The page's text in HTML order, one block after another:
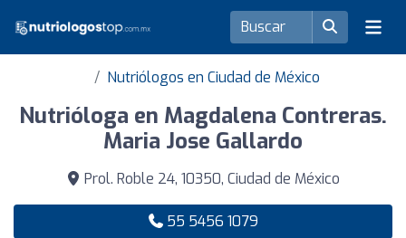
Nutriólogos en Ciudad de México
Nutrióloga en Magdalena Contreras.
Maria Jose Gallardo
Prol. Roble 24, 10350, Ciudad de México
55 5456 1079